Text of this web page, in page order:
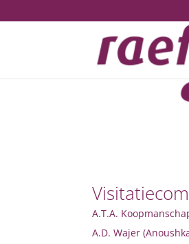
A.T.A.
A.D. Wajer